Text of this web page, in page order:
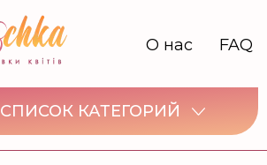
О нас FAQ
СПИСОК КАТЕГОРИЙ